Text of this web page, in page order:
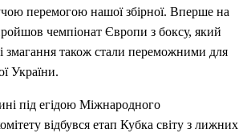
перемогою нашої збірної. Вперше на
чемпіонат Європи з боксу, який
змагання також стали переможними для
України.
під егідою Міжнародного
відбувся етап Кубка світу з лижних